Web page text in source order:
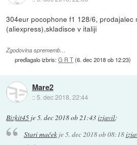
304eur pocophone f1 128/6, prodajalec
(aliexpress),skladisce v italiji
Zgodovina sprememb…
predlagalo izbris:G R T(6. dec 2018 ob 12:23)
Mare2
:: 5. dec 2018, 22:44
Bizkit45 je5. dec 2018 ob 21:43izjavil:
Stari mačekje5. dec 2018 ob 08:18